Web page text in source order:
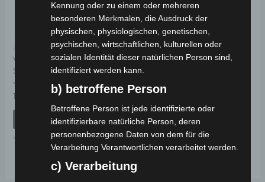
Kostenloser Versand
VSX
SEITENSTÄNDERFEDER
Bewertet
0
19,00
IN DEN WARENKORB
VSX
Kennung oder zu einem oder mehreren
besonderen Merkmalen, die Ausdruck der
physischen, physiologischen, genetischen,
psychischen, wirtschaftlichen, kulturellen oder
sozialen Identität dieser natürlichen Person sind,
identifiziert werden kann.
b) betroffene Person
Betroffene Person ist jede identifizierte oder
identifizierbare natürliche Person, deren
personenbezogene Daten von dem für die
Verarbeitung Verantwortlichen verarbeitet werden.
c) Verarbeitung